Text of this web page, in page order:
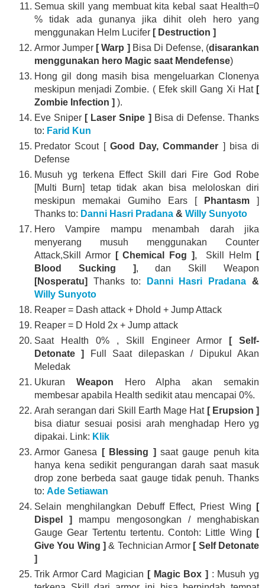
Semua skill yang membuat kita kebal saat Health=0
% tidak ada gunanya jika dihit oleh hero yang
menggunakan Helm Lucifer [ Destruction ]
Armor Jumper [ Warp ] Bisa Di Defense, (disarankan
menggunakan hero Magic saat Mendefense)
Hong gil dong masih bisa mengeluarkan Clonenya
meskipun menjadi Zombie. ( Efek skill Gang Xi Hat[
Zombie Infection ] ).
Eve Sniper [ Laser Snipe ] Bisa di Defense. Thanks
to: Farid Kun
Predator Scout [ Good Day, Commander ] bisa di
Defense
Musuh yg terkena Effect Skill dari Fire God Robe
[Multi Burn] tetap tidak akan bisa meloloskan diri
meskipun memakai Gumiho Ears [
Phantasm ]
Thanks to: Danni Hasri Pradana & Willy Sunyoto
Hero Vampire mampu menambah darah jika
menyerang musuh menggunakan Counter
Attack,Skill Armor
[ Chemical Fog ], Skill Helm
[
Blood Sucking ], dan Skill Weapon
[Nosperatu] Thanks to: Danni Hasri Pradana &
Willy Sunyoto
Reaper = Dash attack + Dhold + Jump Attack
Reaper = D Hold 2x + Jump attack
Saat Health 0% , Skill Engineer Armor
[ Self-
Detonate ]
Full Saat dilepaskan / Dipukul Akan
Meledak
Ukuran Weapon
Hero Alpha akan semakin
membesar apabila Health sedikit atau mencapai 0%.
Arah serangan dari Skill Earth Mage Hat [ Erupsion ]
bisa diatur sesuai posisi arah menghadap Hero yg
dipakai. Link: Klik
Armor Ganesa
[ Blessing ] saat gauge penuh kita
hanya kena sedikit pengurangan darah saat masuk
drop zone berbeda saat gauge tidak penuh. Thanks
to: Ade Setiawan
Selain menghilangkan Debuff Effect, Priest Wing
[
Dispel ]
mampu mengosongkan / menghabiskan
Gauge Gear Tertentu tertentu. Contoh: Little Wing
[
Give You Wing ] & Technician Armor [ Self Detonate
]
Trik Armor Card Magician [ Magic Box ] : Musuh yg